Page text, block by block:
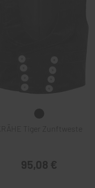
KRÄHE Tiger Zunftweste
95,08 €